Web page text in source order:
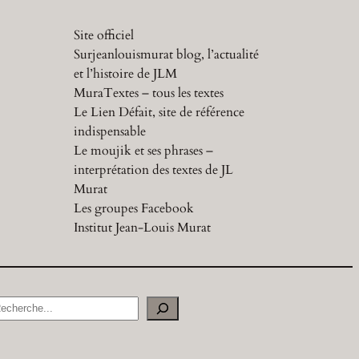
Site officiel
Surjeanlouismurat blog, l’actualité
et l’histoire de JLM
MuraTextes – tous les textes
Le Lien Défait, site de référence
indispensable
Le moujik et ses phrases –
interprétation des textes de JL
Murat
Les groupes Facebook
Institut Jean-Louis Murat